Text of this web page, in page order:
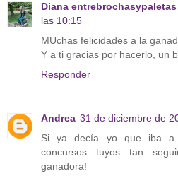
Diana entrebrochasypaletas
las 10:15
MUchas felicidades a la
Y a ti gracias por hacerlo, un
Responder
Andrea 31 de diciembre de
Si ya decía yo que iba a
concursos tuyos tan
ganadora!